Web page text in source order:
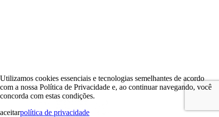
Utilizamos cookies essenciais e tecnologias semelhantes de acordo
com a nossa Política de Privacidade e, ao continuar navegando, você
concorda com estas condições.
aceitarpolítica de privacidade